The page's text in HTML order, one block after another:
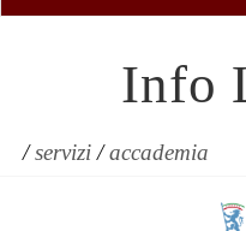
Info
/servizi/accademia